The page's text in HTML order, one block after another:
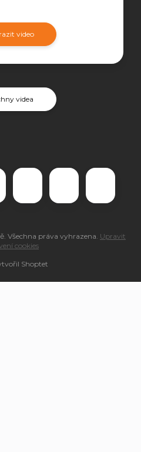
video
videa
Shoptet
. Všechna práva vyhrazena. Upravit
cookies